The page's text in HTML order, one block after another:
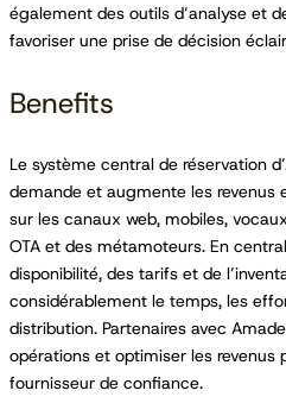
également des outils d’analyse et
favoriser une prise de décision
Benefits
Le système central de réservation
demande et augmente les
sur les canaux web, mobiles,
OTA et des métamoteurs. En
disponibilité, des tarifs et de
considérablement le temps, les
distribution. Partenaires avec
opérations et optimiser les revenus
fournisseur de confiance.